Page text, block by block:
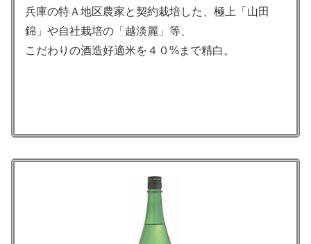
兵庫の特Ａ地区農家と契約栽培した、極上「山田
錦」や自社栽培の「越淡麗」等、
こだわりの酒造好適米を４０%まで精白。